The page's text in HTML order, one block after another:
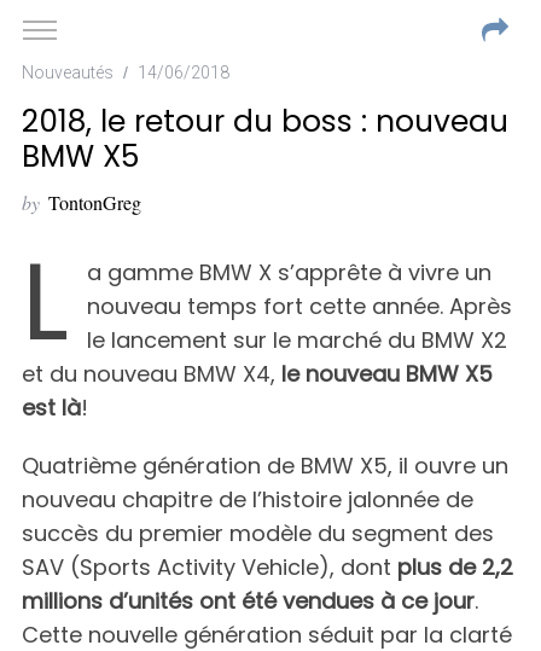
Nouveautés 14/06/2018
2018, le retour du boss : nouveau
BMW X5
by TontonGreg
L
a gamme BMW X s’apprête à vivre un
nouveau temps fort cette année. Après
le lancement sur le marché du BMW X2
et du nouveau BMW X4, le nouveau BMW X5
est là!
Quatrième génération de BMW X5, il ouvre un
nouveau chapitre de l’histoire jalonnée de
succès du premier modèle du segment des
SAV (Sports Activity Vehicle), dont plus de 2,2
millions d’unités ont été vendues à ce jour.
Cette nouvelle génération séduit par la clarté